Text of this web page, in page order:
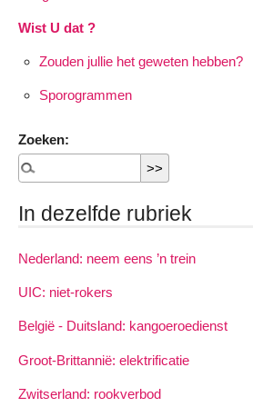
Wist U dat ?
Zouden jullie het geweten hebben?
Sporogrammen
Zoeken:
In dezelfde rubriek
Nederland: neem eens ’n trein
UIC: niet-rokers
België - Duitsland: kangoeroedienst
Groot-Brittannië: elektrificatie
Zwitserland: rookverbod